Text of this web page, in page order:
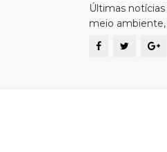
Últimas
meio ambiente,